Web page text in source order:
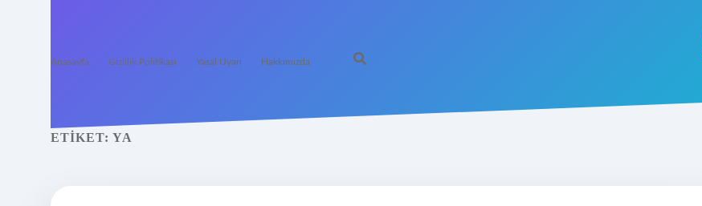
Anasayfa Gizlilik Politikası Yasal Uyarı Hakkımızda
ETIKET: YA